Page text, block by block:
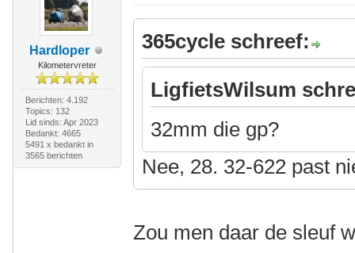
Hardloper
Kilometervreter
Berichten: 4.192
Topics: 132
Lid sinds: Apr 2023
Bedankt: 4665
5491 x bedankt in
3565 berichten
365cycle schreef:
LigfietsWilsum
32mm die gp?
Nee, 28. 32-622 past
Zou men daar de sleuf